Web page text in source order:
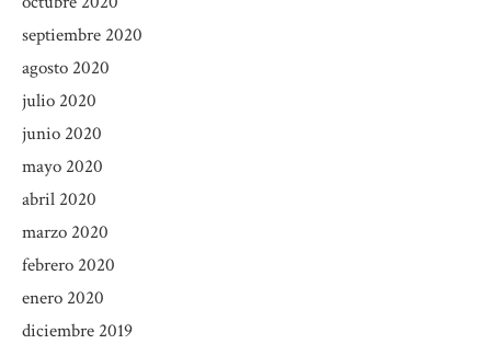
septiembre 2020
agosto 2020
julio 2020
junio 2020
mayo 2020
abril 2020
marzo 2020
febrero 2020
enero 2020
diciembre 2019